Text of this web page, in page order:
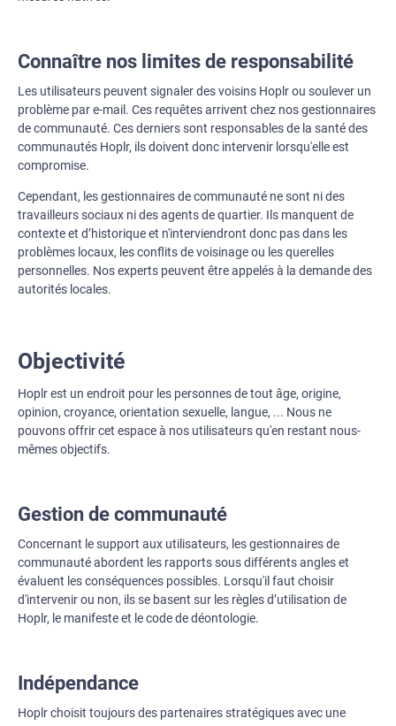
Connaître nos limites de responsabilité
Les utilisateurs peuvent signaler des voisins Hoplr ou soulever un
problème par e-mail. Ces requêtes arrivent chez nos gestionnaires
de communauté. Ces derniers sont responsables de la santé des
communautés Hoplr, ils doivent donc intervenir lorsqu'elle est
compromise.
Cependant, les gestionnaires de communauté ne sont ni des
travailleurs sociaux ni des agents de quartier. Ils manquent de
contexte et d’historique et n'interviendront donc pas dans les
problèmes locaux, les conflits de voisinage ou les querelles
personnelles. Nos experts peuvent être appelés à la demande des
autorités locales.
Objectivité
Hoplr est un endroit pour les personnes de tout âge, origine,
opinion, croyance, orientation sexuelle, langue, ... Nous ne
pouvons offrir cet espace à nos utilisateurs qu'en restant nous-
mêmes objectifs.
Gestion de communauté
Concernant le support aux utilisateurs, les gestionnaires de
communauté abordent les rapports sous différents angles et
évaluent les conséquences possibles. Lorsqu'il faut choisir
d'intervenir ou non, ils se basent sur les règles d’utilisation de
Hoplr, le manifeste et le code de déontologie.
Indépendance
Hoplr choisit toujours des partenaires stratégiques avec une